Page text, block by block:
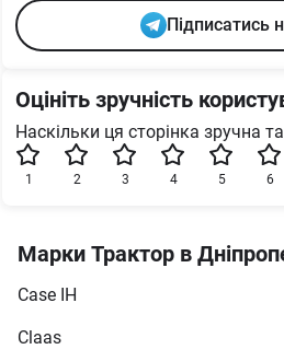
Підписатись
Оцініть зручність
Наскільки ця сторінка зручна
6
5
4
3
2
1
Марки Трактор в
Case IH
Claas